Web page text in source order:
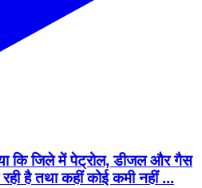
कि जिले में पेट्रोल, डीजल और गैस
है तथा कहीं कोई कमी नहीं ...